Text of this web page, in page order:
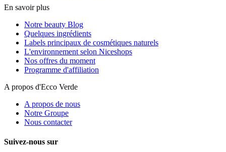
En savoir plus
Notre beauty Blog
Quelques ingrédients
Labels principaux de cosmétiques naturels
L'environnement selon Niceshops
Nos offres du moment
Programme d'affiliation
A propos d'Ecco Verde
A propos de nous
Notre Groupe
Nous contacter
Suivez-nous sur